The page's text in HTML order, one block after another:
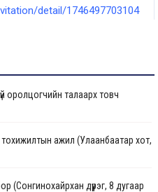
detail/1746497703104
оролцогчийн талаарх товч
тохижилтын ажил (Улаанбаатар хот,
(Сонгинохайрхан дүүрэг, 8 дугаар